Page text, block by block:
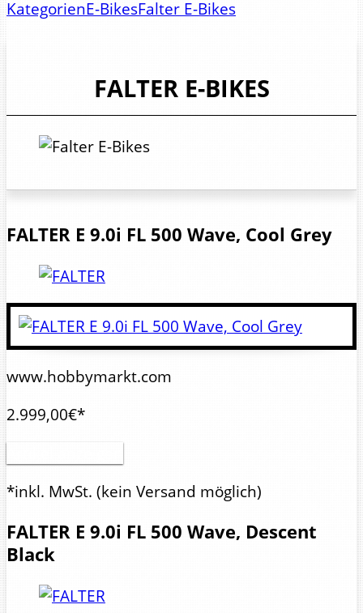
KategorienE-BikesFalter E-Bikes
FALTER E-BIKES
FALTER E 9.0i FL 500 Wave, Cool Grey
www.hobbymarkt.com
2.999,00€*
*inkl. MwSt. (kein Versand möglich)
FALTER E 9.0i FL 500 Wave, Descent
Black